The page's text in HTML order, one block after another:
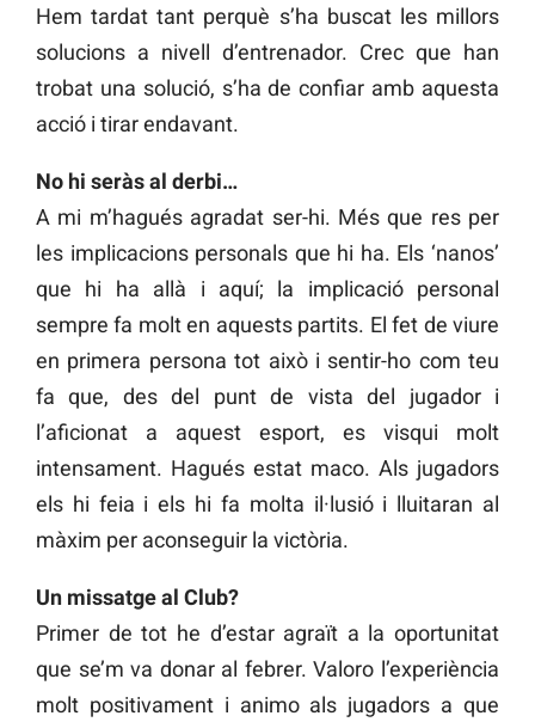
Hem tardat tant perquè s’ha buscat les millors
solucions a nivell d’entrenador. Crec que han
trobat una solució, s’ha de confiar amb aquesta
acció i tirar endavant.
No hi seràs al derbi…
A mi m’hagués agradat ser-hi. Més que res per
les implicacions personals que hi ha. Els ‘nanos’
que hi ha allà i aquí; la implicació personal
sempre fa molt en aquests partits. El fet de viure
en primera persona tot això i sentir-ho com teu
fa que, des del punt de vista del jugador i
l’aficionat a aquest esport, es visqui molt
intensament. Hagués estat maco. Als jugadors
els hi feia i els hi fa molta il·lusió i lluitaran al
màxim per aconseguir la victòria.
Un missatge al Club?
Primer de tot he d’estar agraït a la oportunitat
que se’m va donar al febrer. Valoro l’experiència
molt positivament i animo als jugadors a que